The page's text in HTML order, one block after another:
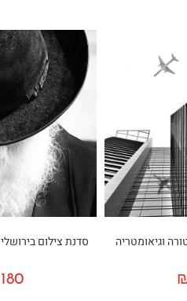
וגיאומטריה סדנת צילום
180